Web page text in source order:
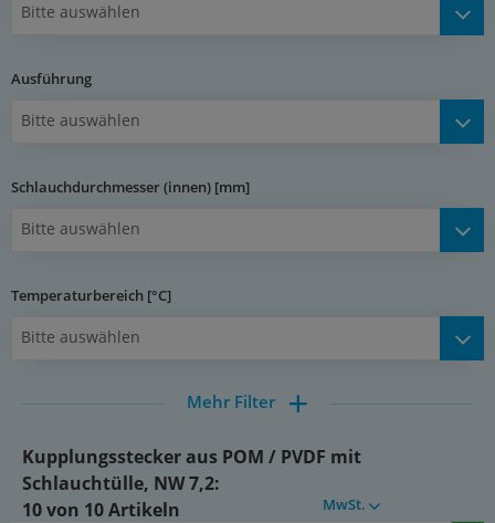
Betriebsdruck:
1100 l/min (17 l/min), in Verbindung mit absperrendem
Typ PVDF:
Werkstoffe:
Dichtungen: FKM
Temperaturbereich:
Betriebsdruck:
Durchfluss Luft (Wasser)**:
1100 l/min (17 l/min), in Verbindung mit absperrendem
Bitte auswählen
Ausführung
Bitte auswählen
Schlauchdurchmesser (innen) [mm]
Bitte auswählen
Temperaturbereich [°C]
Bitte auswählen
Mehr Filter
Kupplungsstecker aus POM / PVDF mit
Schlauchtülle, NW 7,2:
10 von 10 Artikeln
MwSt.